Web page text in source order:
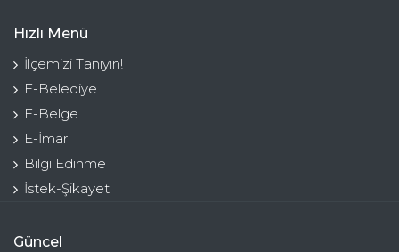
Hızlı Menü
İlçemizi Tanıyın!
E-Belediye
E-Belge
E-İmar
Bilgi Edinme
İstek-Şikayet
Güncel